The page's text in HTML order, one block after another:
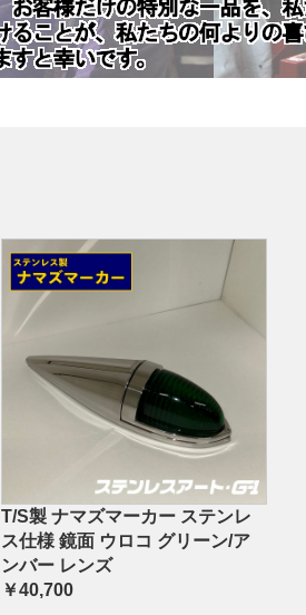
T/S製 ナマズマーカー ステンレ
ス仕様 鏡面 ウロコ グリーン/ア
ンバー レンズ
￥40,700